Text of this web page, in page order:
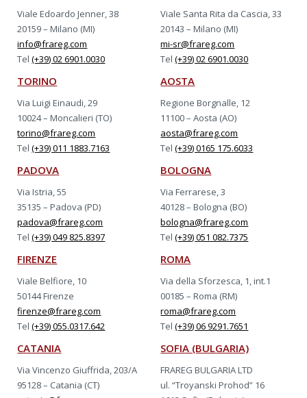
Viale Edoardo Jenner, 38
20159 – Milano (MI)
info@frareg.com
Tel(+39) 02 6901.0030
Viale Santa Rita da Cascia, 33
20143 – Milano (MI)
mi-sr@frareg.com
Tel(+39) 02 6901.0030
TORINO
Via Luigi Einaudi, 29
10024 – Moncalieri (TO)
torino@frareg.com
Tel(+39) 011 1883.7163
AOSTA
Regione Borgnalle, 12
11100 – Aosta (AO)
aosta@frareg.com
Tel(+39) 0165 175.6033
PADOVA
Via Istria, 55
35135 – Padova (PD)
padova@frareg.com
Tel(+39) 049 825.8397
BOLOGNA
Via Ferrarese, 3
40128 – Bologna (BO)
bologna@frareg.com
Tel(+39) 051 082.7375
FIRENZE
Viale Belfiore, 10
50144 Firenze
firenze@frareg.com
Tel(+39) 055.0317.642
ROMA
Via della Sforzesca, 1, int.1
00185 – Roma (RM)
roma@frareg.com
Tel(+39) 06 9291.7651
CATANIA
Via Vincenzo Giuffrida, 203/A
95128 – Catania (CT)
SOFIA (BULGARIA)
FRAREG BULGARIA LTD
ul. “Troyanski Prohod” 16